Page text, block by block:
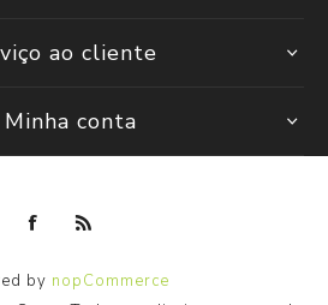
ao cliente
conta
by nopCommerce